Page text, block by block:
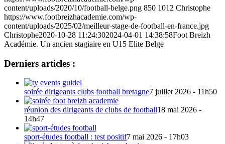
content/uploads/2020/10/football-belge.png 850 1012 Christophe
https://www.footbreizhacademie.com/wp-
content/uploads/2025/02/meilleur-stage-de-football-en-france.jpg
Christophe2020-10-28 11:24:302024-04-01 14:38:58Foot Breizh
Académie. Un ancien stagiaire en U15 Elite Belge
Derniers articles :
soirée dirigeants clubs football bretagne7 juillet 2026 - 11h50
réunion des dirigeants de clubs de football18 mai 2026 -
14h47
sport-études football : test positif7 mai 2026 - 17h03